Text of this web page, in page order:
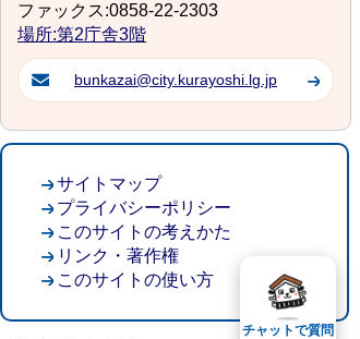
ファックス:0858-22-2303
場所:第2庁舎3階
bunkazai@city.kurayoshi.lg.jp
サイトマップ
プライバシーポリシー
このサイトの考えかた
リンク・著作権
このサイトの使い方
チャットで質問